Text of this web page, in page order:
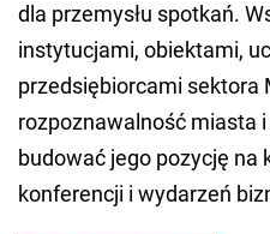
dla przemysłu spotkań.
instytucjami, obiektami,
przedsiębiorcami sektora
rozpoznawalność miasta
budować jego pozycję na
konferencji i wydarzeń